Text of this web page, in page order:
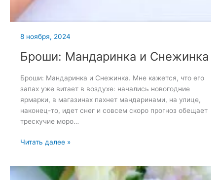
8 ноября, 2024
Броши: Мандаринка и Снежинка
Броши: Мандаринка и Снежинка. Мне кажется, что его
запах уже витает в воздухе: начались новогодние
ярмарки, в магазинах пахнет мандаринами, на улице,
наконец-то, идет снег и совсем скоро прогноз обещает
трескучие моро…
Броши:
Снежинка
Читать далее »